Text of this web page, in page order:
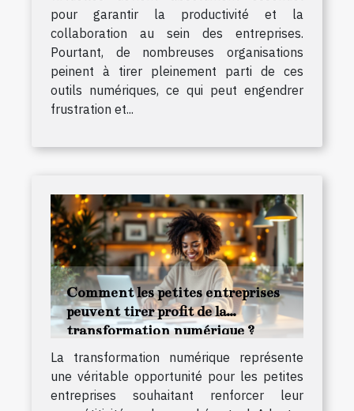
pour garantir la productivité et la
collaboration au sein des entreprises.
Pourtant, de nombreuses organisations
peinent à tirer pleinement parti de ces
outils numériques, ce qui peut engendrer
frustration et...
Comment les petites entreprises
peuvent tirer profit de la
transformation numérique ?
La transformation numérique représente
une véritable opportunité pour les petites
entreprises souhaitant renforcer leur